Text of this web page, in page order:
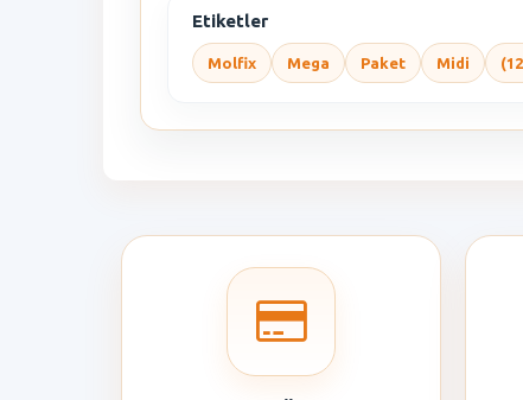
Etiketler
Molfix Mega Paket Midi